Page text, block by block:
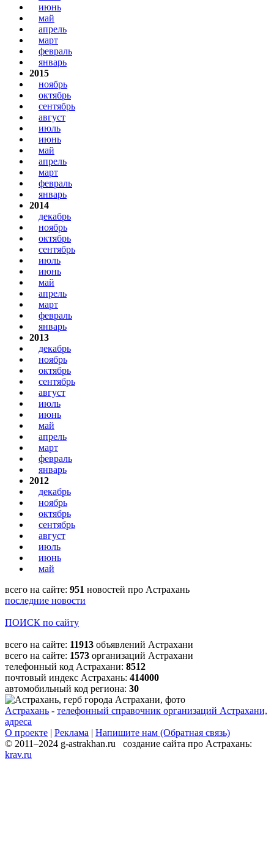
июнь
май
апрель
март
февраль
январь
2015
ноябрь
октябрь
сентябрь
август
июль
июнь
май
апрель
март
февраль
январь
2014
декабрь
ноябрь
октябрь
сентябрь
июль
июнь
май
апрель
март
февраль
январь
2013
декабрь
ноябрь
октябрь
сентябрь
август
июль
июнь
май
апрель
март
февраль
январь
2012
декабрь
ноябрь
октябрь
сентябрь
август
июль
июнь
май
всего на сайте: 951 новостей про Астрахань
последние новости
ПОИСК по сайту
всего на сайте: 11913 объявлений Астрахани
всего на сайте: 1573 организаций Астрахани
телефонный код Астрахани: 8512
почтовый индекс Астрахань: 414000
автомобильный код региона: 30
Астрахань - телефонный справочник организаций Астрахани,
адреса
О проекте | Реклама | Напишите нам (Обратная связь)
© 2011–2024 g-astrakhan.ru создание сайта про Астрахань:
krav.ru